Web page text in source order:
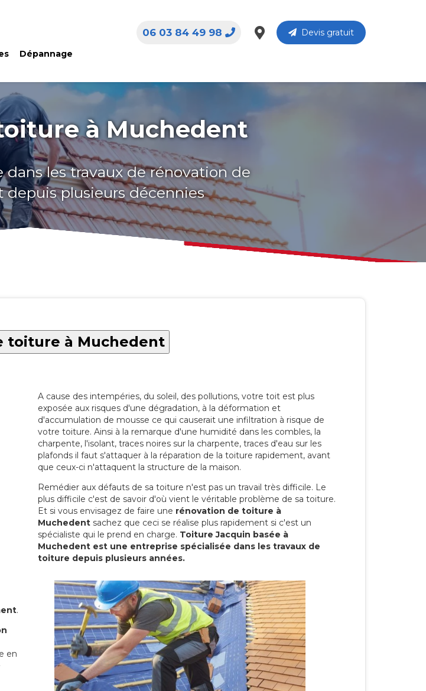
Dépannage
Devis gratuit
06 03 84 49 98
à Muchedent
les travaux de rénovation de
plusieurs décennies
toiture à Muchedent
A cause des intempéries, du soleil, des pollutions, votre toit est plus
exposée aux risques d'une dégradation, à la déformation et
d'accumulation de mousse ce qui causerait une infiltration à risque de
votre toiture. Ainsi à la remarque d'une humidité dans les combles, la
charpente, l'isolant, traces noires sur la charpente, traces d'eau sur les
plafonds il faut s'attaquer à la réparation de la toiture rapidement, avant
que ceux-ci n'attaquent la structure de la maison.
Remédier aux défauts de sa toiture n'est pas un travail très difficile. Le
plus difficile c'est de savoir d'où vient le véritable problème de sa toiture.
Et si vous envisagez de faire une rénovation de toiture à
Muchedent sachez que ceci se réalise plus rapidement si c'est un
spécialiste qui le prend en charge. Toiture Jacquin basée à
Muchedent est une entreprise spécialisée dans les travaux de
toiture depuis plusieurs années.
.
en